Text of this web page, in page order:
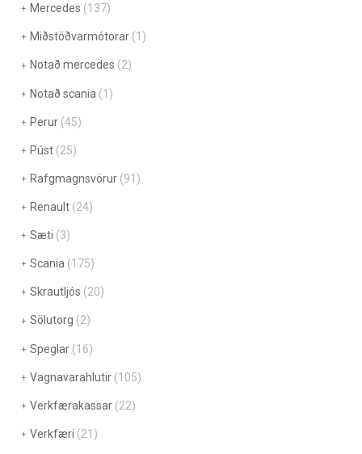
Mercedes (137)
Miðstöðvarmótorar (1)
Notað mercedes (2)
Notað scania (1)
Perur (45)
Púst (25)
Rafgmagnsvörur (91)
Renault (24)
Sæti (3)
Scania (175)
Skrautljós (20)
Sölutorg (2)
Speglar (16)
Vagnavarahlutir (105)
Verkfærakassar (22)
Verkfæri (21)